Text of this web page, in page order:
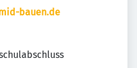
bauen.de